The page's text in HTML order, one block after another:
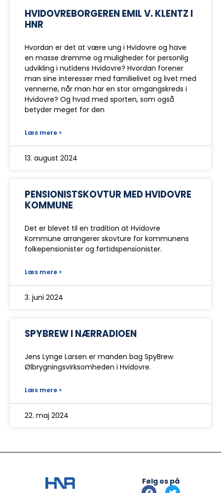
HVIDOVREBORGEREN EMIL V. KLENTZ I
HNR
Hvordan er det at være ung i Hvidovre og have
en masse drømme og muligheder for personlig
udvikling i nutidens Hvidovre? Hvordan forener
man sine interesser med familielivet og livet med
vennerne, når man har en stor omgangskreds i
Hvidovre? Og hvad med sporten, som også
betyder meget for den
Læs mere >
13. august 2024
PENSIONISTSKOVTUR MED HVIDOVRE
KOMMUNE
Det er blevet til en tradition at Hvidovre
Kommune arrangerer skovture for kommunens
folkepensionister og førtidspensionister.
Læs mere >
3. juni 2024
SPYBREW I NÆRRADIOEN
Jens Lynge Larsen er manden bag SpyBrew
Ølbrygningsvirksomheden i Hvidovre.
Læs mere >
22. maj 2024
Følg os på